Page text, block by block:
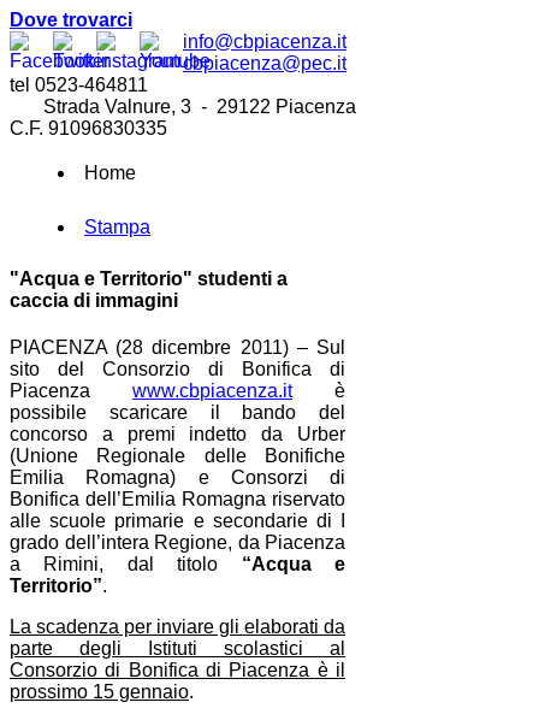
Dove trovarci
info@cbpiacenza.it
cbpiacenza@pec.it
tel 0523-464811
Strada Valnure, 3 - 29122 Piacenza
C.F. 91096830335
Home
Stampa
"Acqua e Territorio" studenti a
caccia di immagini
PIACENZA (28 dicembre 2011) – Sul
sito del Consorzio di Bonifica di
Piacenzawww.cbpiacenza.itè
possibile scaricare il bando del
concorso a premi indetto da Urber
(Unione Regionale delle Bonifiche
Emilia Romagna) e Consorzi di
Bonifica dell’Emilia Romagna riservato
alle scuole primarie e secondarie di I
grado dell’intera Regione, da Piacenza
a Rimini, dal titolo “Acqua e
Territorio”.
La scadenza per inviare gli elaborati da
parte degli Istituti scolastici al
Consorzio di Bonifica di Piacenza è il
prossimo 15 gennaio.